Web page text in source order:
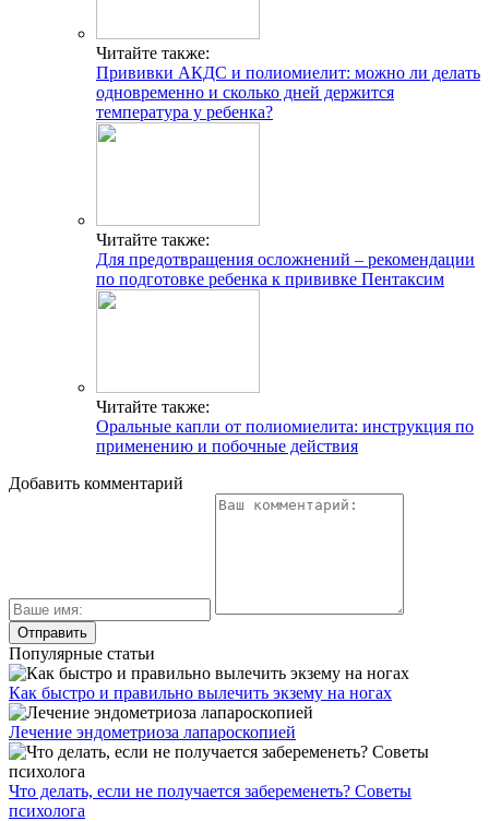
Читайте также:
Прививки АКДС и полиомиелит: можно ли делать
одновременно и сколько дней держится
температура у ребенка?
Читайте также:
Для предотвращения осложнений – рекомендации
по подготовке ребенка к прививке Пентаксим
Читайте также:
Оральные капли от полиомиелита: инструкция по
применению и побочные действия
Добавить комментарий
Популярные статьи
Как быстро и правильно вылечить экзему на ногах
Лечение эндометриоза лапароскопией
Что делать, если не получается забеременеть? Советы
психолога